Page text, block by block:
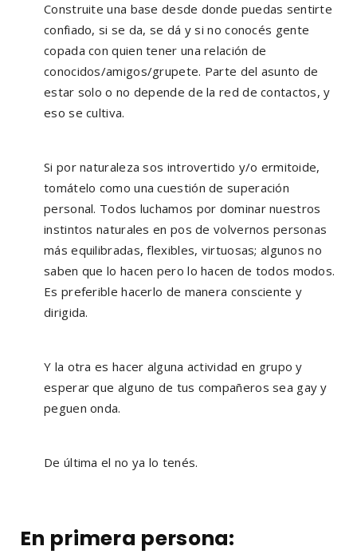
Construite una base desde donde puedas sentirte
confiado, si se da, se dá y si no conocés gente
copada con quien tener una relación de
conocidos/amigos/grupete. Parte del asunto de
estar solo o no depende de la red de contactos, y
eso se cultiva.
Si por naturaleza sos introvertido y/o ermitoide,
tomátelo como una cuestión de superación
personal. Todos luchamos por dominar nuestros
instintos naturales en pos de volvernos personas
más equilibradas, flexibles, virtuosas; algunos no
saben que lo hacen pero lo hacen de todos modos.
Es preferible hacerlo de manera consciente y
dirigida.
Y la otra es hacer alguna actividad en grupo y
esperar que alguno de tus compañeros sea gay y
peguen onda.
De última el no ya lo tenés.
En primera persona: